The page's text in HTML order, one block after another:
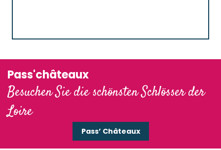
Pass'châteaux
Besuchen Sie die schönsten Schlösser der
Loire
Pass’ Châteaux